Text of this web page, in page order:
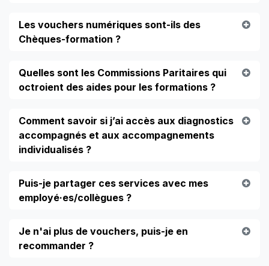
Les vouchers numériques sont-ils des
Chèques-formation ?
Quelles sont les Commissions Paritaires qui
octroient des aides pour les formations ?
Comment savoir si j’ai accès aux diagnostics
accompagnés et aux accompagnements
individualisés ?
Puis-je partager ces services avec mes
employé·es/collègues ?
Je n'ai plus de vouchers, puis-je en
recommander ?